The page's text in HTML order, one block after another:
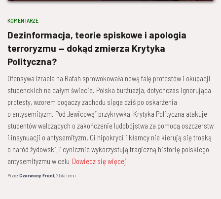
KOMENTARZE
Dezinformacja, teorie spiskowe i apologia
terroryzmu — dokąd zmierza Krytyka
Polityczna?
Ofensywa Izraela na Rafah sprowokowała nową falę protestów i okupacji
studenckich na całym świecie. Polska burżuazja, dotychczas ignorująca
protesty, wzorem bogaczy zachodu sięga dziś po oskarżenia
o antysemityzm. Pod „lewicową” przykrywką, Krytyka Polityczna atakuje
studentów walczących o zakończenie ludobójstwa za pomocą oszczerstw
i insynuacji o antysemityzm. Ci hipokryci i kłamcy nie kierują się troską
o naród żydowski, i cynicznie wykorzystują tragiczną historię polskiego
antysemityzmu w celu Dowiedz się więcej
PrzezCzerwony Front,2 latatemu